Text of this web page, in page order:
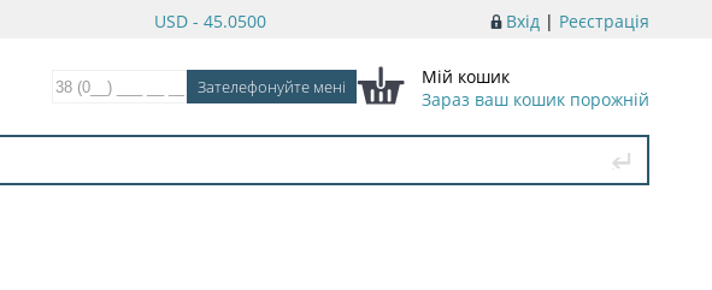
Вхід | Реєстрація
USD - 45.0500
Мій кошик
Зараз ваш кошик порожній